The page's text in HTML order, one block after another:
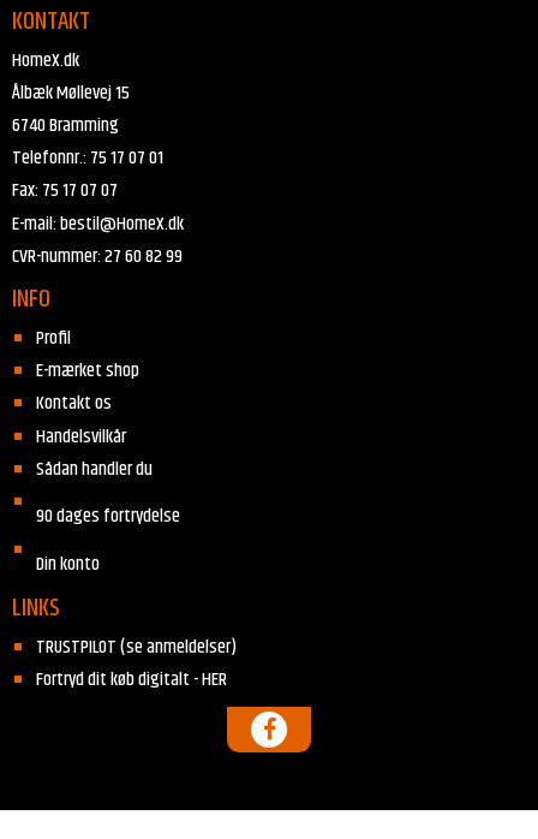
KONTAKT
HomeX.dk
Ålbæk Møllevej 15
6740 Bramming
Telefonnr.: 75 17 07 01
Fax: 75 17 07 07
E-mail:bestil@HomeX.dk
CVR-nummer:27 60 82 99
INFO
Profil
E-mærket shop
Kontakt os
Handelsvilkår
Sådan handler du
90 dages fortrydelse
Din konto
LINKS
TRUSTPILOT (se anmeldelser)
Fortryd dit køb digitalt - HER